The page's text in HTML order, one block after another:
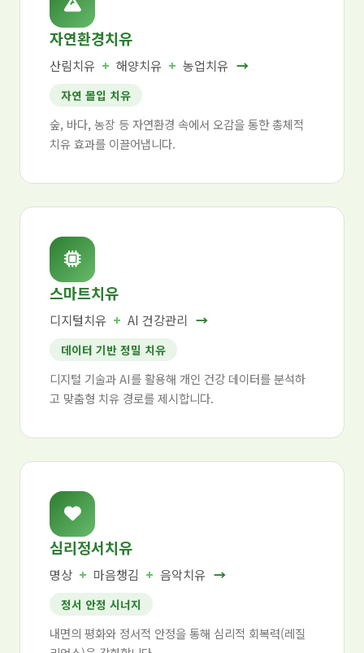
자연환경치유
산림치유 + 해양치유 + 농업치유 →
자연 몰입 치유
숲, 바다, 농장 등 자연환경 속에서 오감을 통한 총체적
치유 효과를 이끌어냅니다.
스마트치유
디지털치유 + AI 건강관리 →
데이터 기반 정밀 치유
디지털 기술과 AI를 활용해 개인 건강 데이터를 분석하
고 맞춤형 치유 경로를 제시합니다.
심리정서치유
명상 + 마음챙김 + 음악치유 →
정서 안정 시너지
내면의 평화와 정서적 안정을 통해 심리적 회복력(레질